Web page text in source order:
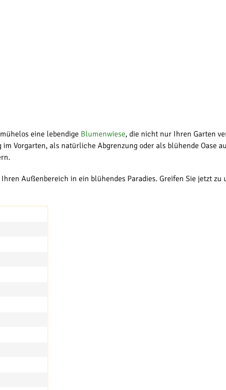
eine lebendige Blumenwiese, die nicht nur Ihren Garten
Vorgarten, als natürliche Abgrenzung oder als blühende Oase
Außenbereich in ein blühendes Paradies. Greifen Sie jetzt zu